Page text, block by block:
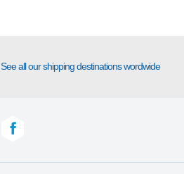
See all our shipping destinations wordwide